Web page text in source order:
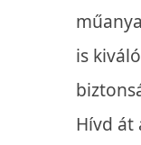
is
Hívd át